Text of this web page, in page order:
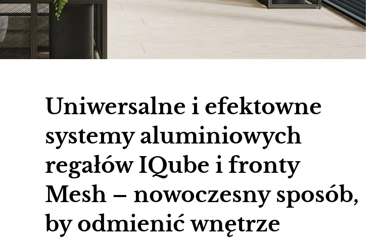
Uniwersalne i efektowne
systemy aluminiowych
regałów IQube i fronty
Mesh – nowoczesny sposób,
by odmienić wnętrze